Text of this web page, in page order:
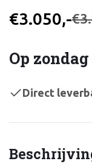
€3.050,-
Op
Direct